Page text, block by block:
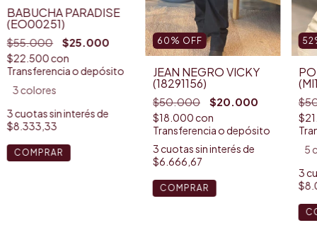
BABUCHA PARADISE
(EO00251)
$55.000 $25.000
$22.500con
Transferencia o depósito
3 colores
3cuotas sin interés de
$8.333,33
COMPRAR
60 % OFF
JEAN NEGRO VICKY
(18291156)
$50.000 $20.000
$18.000con
Transferencia o depósito
3cuotas sin interés de
$6.666,67
COMPRAR
52
5
3